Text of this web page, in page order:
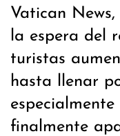
Vatican
la espera del
turistas
hasta llenar
finalmente